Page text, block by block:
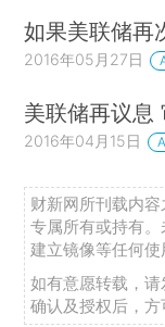
如果美联储再
2016年05月27日
美联储再议息
2016年04月15日
财新网所刊载内
专属所有或持有
建立镜像等任何使
如有意愿转载，请
确认及授权后，方